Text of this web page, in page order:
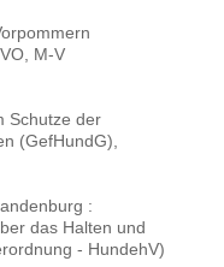
M-V
Schutze der
(GefHundG),
:
das Halten und
- HundehV)